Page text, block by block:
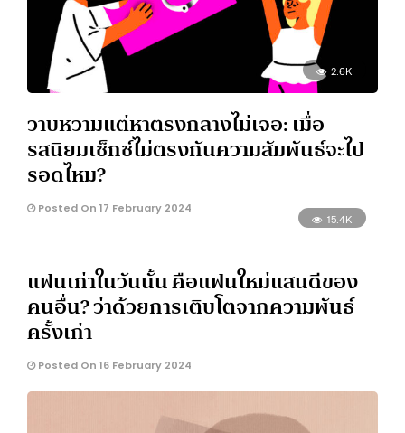
2.6K
วาบหวามแต่หาตรงกลางไม่เจอ: เมื่อ
รสนิยมเซ็กซ์ไม่ตรงกันความสัมพันธ์จะไป
รอดไหม?
Posted On 17 February 2024
15.4K
แฟนเก่าในวันนั้น คือแฟนใหม่แสนดีของ
คนอื่น? ว่าด้วยการเติบโตจากความพันธ์
ครั้งเก่า
Posted On 16 February 2024